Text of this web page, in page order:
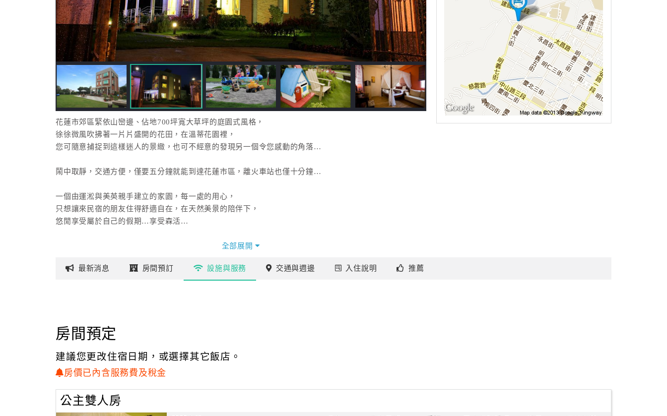
花蓮市郊區緊依山巒邊、佔地700坪寬大草坪的庭園式風格，
徐徐微風吹拂著一片片盛開的花田，在溫蒂花園裡，
您可隨意捕捉到這樣迷人的景緻，也可不經意的發現另一個令您感動的角落…
鬧中取靜，交通方便，僅要五分鐘就能到達花蓮市區，離火車站也僅十分鐘…
一個由運淞與美英親手建立的家園，每一處的用心，
只想讓來民宿的朋友住得舒適自在，在天然美景的陪伴下，
悠閒享受屬於自己的假期…享受森活…
全部展開
最新消息 房間預訂 設施與服務 交通與週邊 入住說明 推薦
房間預定
建議您更改住宿日期，或選擇其它飯店。
房價已內含服務費及稅金
公主雙人房